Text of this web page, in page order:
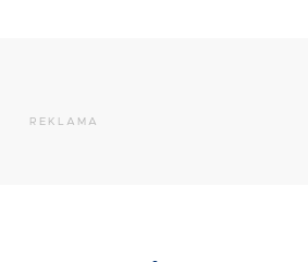
REKLAMA